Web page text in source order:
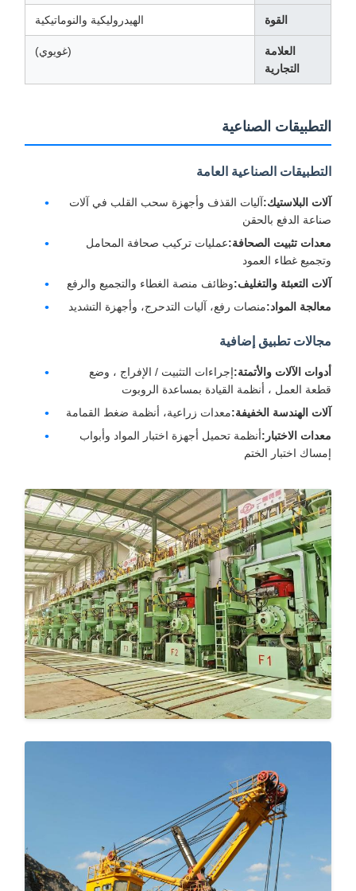
الهيدروليكية والنوماتيكية
العلامة
التجارية
(غويوي)
التطبيقات الصناعية
التطبيقات الصناعية العامة
آلات البلاستيك:آليات القذف وأجهزة سحب القلب في آلات
صناعة الدفع بالحقن
معدات تثبيت الصحافة:عمليات تركيب صحافة المحامل
وتجميع غطاء العمود
آلات التعبئة والتغليف:وظائف منصة الغطاء والتجميع والرفع
معالجة المواد:منصات رفع، آليات التدحرج، وأجهزة التشديد
مجالات تطبيق إضافية
أدوات الآلات والأتمتة:إجراءات التثبيت / الإفراج ، وضع
قطعة العمل ، أنظمة القيادة بمساعدة الروبوت
آلات الهندسة الخفيفة:معدات زراعية، أنظمة ضغط القمامة
معدات الاختبار:أنظمة تحميل أجهزة اختبار المواد وأبواب
إمساك اختبار الختم